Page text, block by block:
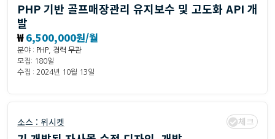
PHP 기반 골프매장관리 유지보수 및 고도화 API 개
발
₩6,500,000원/월
분야 : PHP
경력 무관
모집: 180일
수집 : 2024년 10월 13일
소스 : 위시켓 체크